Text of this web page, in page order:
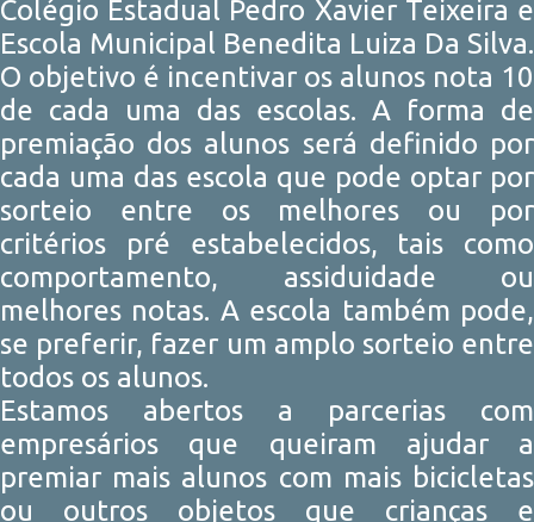
Colégio Estadual Pedro Xavier Teixeira e
Escola Municipal Benedita Luiza Da Silva.
O objetivo é incentivar os alunos nota 10
de cada uma das escolas. A forma de
premiação dos alunos será definido por
cada uma das escola que pode optar por
sorteio entre os melhores ou por
critérios pré estabelecidos, tais como
comportamento, assiduidade ou
melhores notas. A escola também pode,
se preferir, fazer um amplo sorteio entre
todos os alunos.
Estamos abertos a parcerias com
empresários que queiram ajudar a
premiar mais alunos com mais bicicletas
ou outros objetos que crianças e